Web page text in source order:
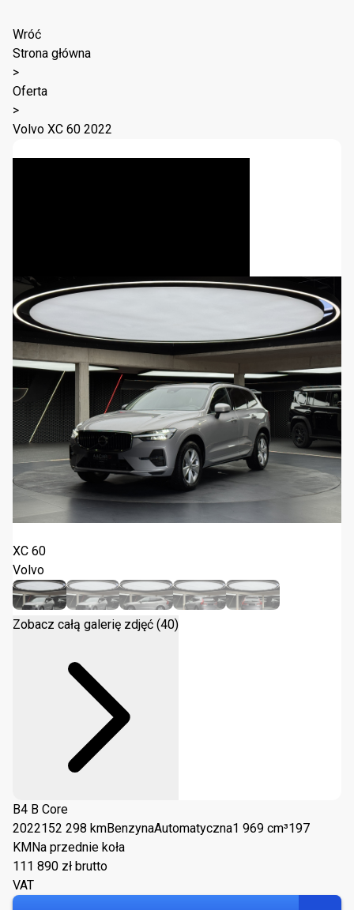
Wróć
Strona główna
>
Oferta
>
Volvo XC 60 2022
Volvo XC 60 B4 B Core 2022
XC 60
Volvo
Zobacz całą galerię zdjęć (40)
B4 B Core
2022152 298 kmBenzynaAutomatyczna1 969 cm³197
KM Na przednie koła
111 890 zł brutto
VAT